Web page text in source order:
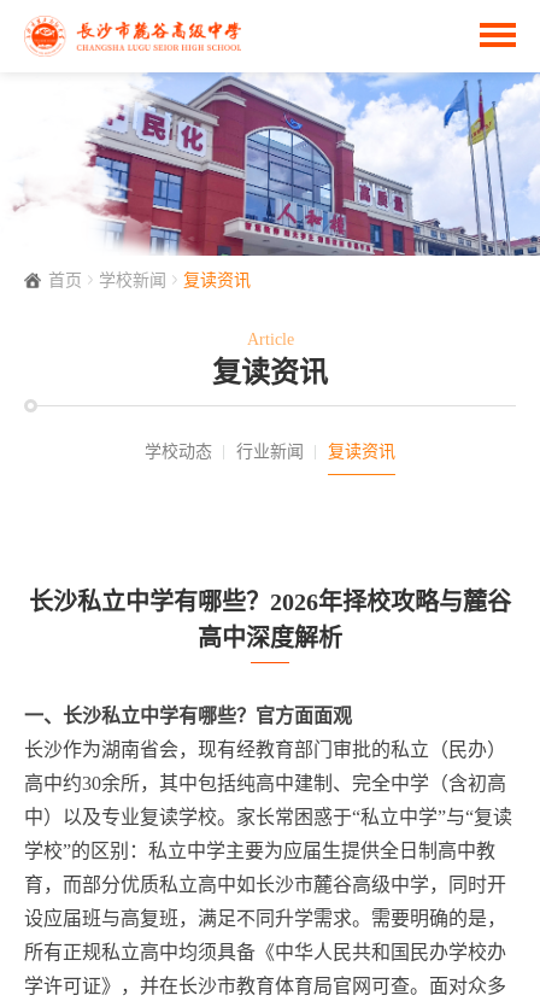
首页 学校新闻 复读资讯
Article
复读资讯
学校动态 行业新闻 复读资讯
长沙私立中学有哪些？2026年择校攻略与麓谷
高中深度解析
一、长沙私立中学有哪些？官方面面观
长沙作为湖南省会，现有经教育部门审批的私立（民办）
高中约30余所，其中包括纯高中建制、完全中学（含初高
中）以及专业复读学校。家长常困惑于“私立中学”与“复读
学校”的区别：私立中学主要为应届生提供全日制高中教
育，而部分优质私立高中如长沙市麓谷高级中学，同时开
设应届班与高复班，满足不同升学需求。需要明确的是，
所有正规私立高中均须具备《中华人民共和国民办学校办
学许可证》，并在长沙市教育体育局官网可查。面对众多